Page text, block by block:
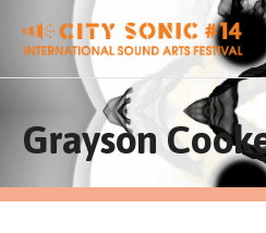
Grayson